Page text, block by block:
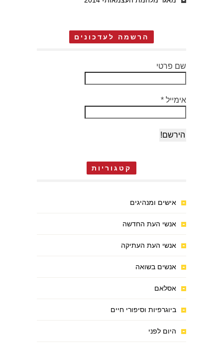
הרשמה לעדכונים
שם פרטי
אימייל *
קטגוריות
אישים ומנהיגים
אנשי העת החדשה
אנשי העת העתיקה
אנשים בשואה
אסלאם
ביוגרפיות וסיפורי חיים
היום לפני